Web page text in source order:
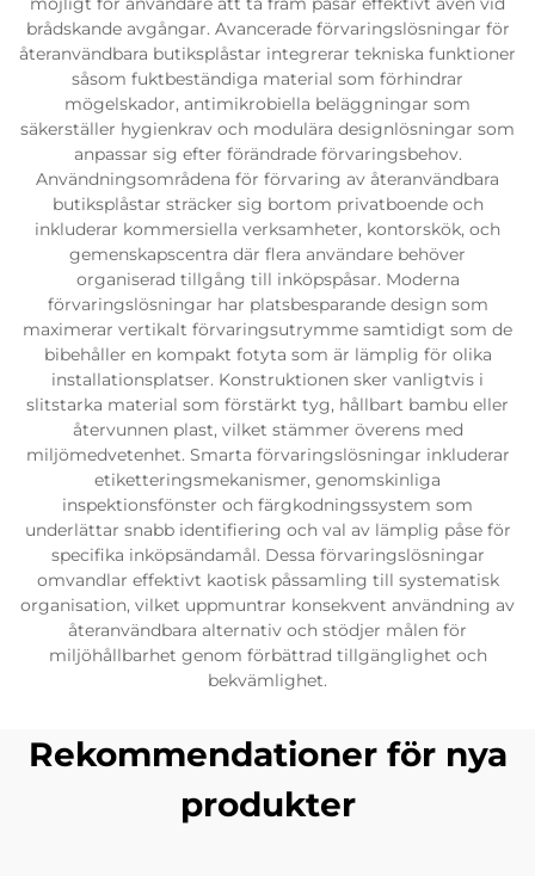
brådskande avgångar. Avancerade förvaringslösningar för
återanvändbara butiksplåstar integrerar tekniska funktioner
såsom fuktbeständiga material som förhindrar
mögelskador, antimikrobiella beläggningar som
säkerställer hygienkrav och modulära designlösningar som
anpassar sig efter förändrade förvaringsbehov.
Användningsområdena för förvaring av återanvändbara
butiksplåstar sträcker sig bortom privatboende och
inkluderar kommersiella verksamheter, kontorskök, och
gemenskapscentra där flera användare behöver
organiserad tillgång till inköpspåsar. Moderna
förvaringslösningar har platsbesparande design som
maximerar vertikalt förvaringsutrymme samtidigt som de
bibehåller en kompakt fotyta som är lämplig för olika
installationsplatser. Konstruktionen sker vanligtvis i
slitstarka material som förstärkt tyg, hållbart bambu eller
återvunnen plast, vilket stämmer överens med
miljömedvetenhet. Smarta förvaringslösningar inkluderar
etiketteringsmekanismer, genomskinliga
inspektionsfönster och färgkodningssystem som
underlättar snabb identifiering och val av lämplig påse för
specifika inköpsändamål. Dessa förvaringslösningar
omvandlar effektivt kaotisk påssamling till systematisk
organisation, vilket uppmuntrar konsekvent användning av
återanvändbara alternativ och stödjer målen för
miljöhållbarhet genom förbättrad tillgänglighet och
bekvämlighet.
Rekommendationer för nya
produkter